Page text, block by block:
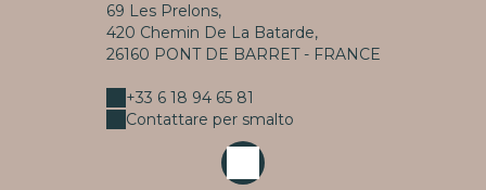
69 Les Prelons,
420 Chemin De La Batarde,
26160 PONT DE BARRET - FRANCE
+33 6 18 94 65 81
Contattare per smalto